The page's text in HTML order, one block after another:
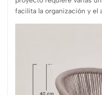
facilita la organización y el